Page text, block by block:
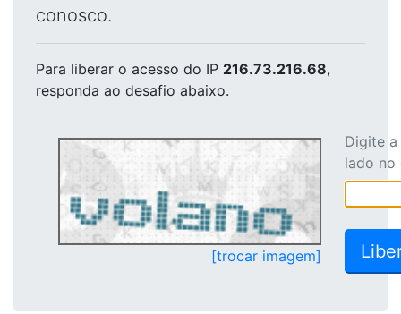
conosco.
Para liberar o acesso do IP 216.73.216.68,
responda ao desafio abaixo.
[trocar imagem]
Digite
lado no